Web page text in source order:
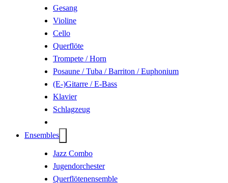
Gesang
Violine
Cello
Querflöte
Trompete / Horn
Posaune / Tuba / Barriton / Euphonium
(E-)Gitarre / E-Bass
Klavier
Schlagzeug
Ensembles
Jazz Combo
Jugendorchester
Querflöten­ensemble